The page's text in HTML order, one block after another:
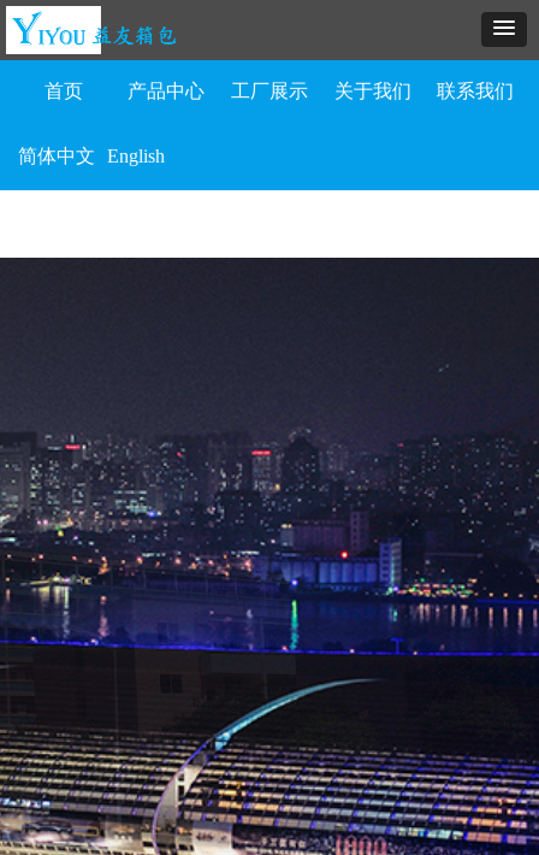
简体中文 English
首页 产品中心 工厂展示 关于我们 联系我们